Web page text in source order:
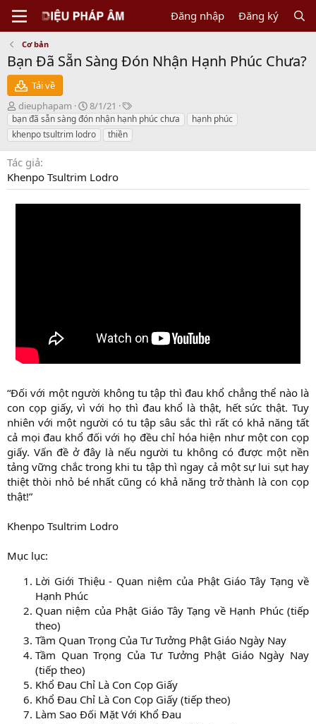
Đăng nhập Đăng ký
Cơ bản
Bạn Đã Sẵn Sàng Đón Nhận Hạnh Phúc Chưa?
Tải về
N
g
ư
ờ
g
ử
dieuphapam
C
r
e
a
o
d
8/1/21
T
a
g
bạn đã sẵn sàng đón nhận hạnh phúc chưa
hạnh phúc
khenpo tsultrim lodro
thiền
Tác giả
Khenpo Tsultrim Lodro
“Đối với một người không tu tập thì đau khổ chẳng thể nào là
con cọp giấy, vì với họ thì đau khổ là thật, hết sức thật. Tuy
nhiên với một người có tu tập sâu sắc thì rất có khả năng tất
cả mọi đau khổ đối với họ đều chỉ hóa hiện như một con cọp
giấy. Vấn đề ở đây là nếu người tu không có được một nền
tảng vững chắc trong khi tu tập thì ngay cả một sự lui sụt hay
thiệt thòi nhỏ bé nhất cũng có khả năng trở thành là con cọp
thật!”
Khenpo Tsultrim Lodro
Mục lục:
Lời Giới Thiệu - Quan niệm của Phật Giáo Tây Tạng về
Hạnh Phúc
Quan niệm của Phật Giáo Tây Tạng về Hạnh Phúc (tiếp
theo)
Tầm Quan Trọng Của Tư Tưởng Phật Giáo Ngày Nay
Tầm Quan Trọng Của Tư Tưởng Phật Giáo Ngày Nay
(tiếp theo)
Khổ Đau Chỉ Là Con Cọp Giấy
Khổ Đau Chỉ Là Con Cọp Giấy (tiếp theo)
Làm Sao Đối Mặt Với Khổ Đau